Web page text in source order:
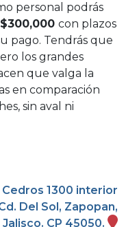
personal podrás
con plazos
pago. Tendrás que
los grandes
que valga la
en comparación
sin aval ni
1300 interior
Del Sol, Zapopan,
Jalisco. CP 45050.